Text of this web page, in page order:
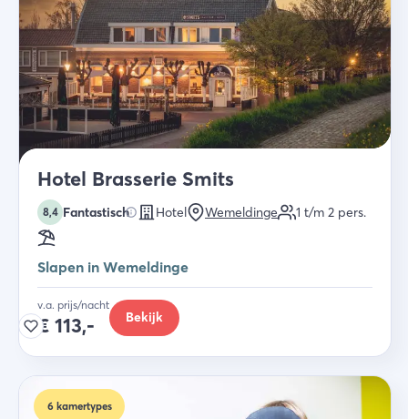
Hotel Brasserie Smits
8,4 Fantastisch Hotel Wemeldinge 1 t/m 2 pers.
Slapen in Wemeldinge
v.a. prijs/nacht
€ 113,- Bekijk
6 kamertypes